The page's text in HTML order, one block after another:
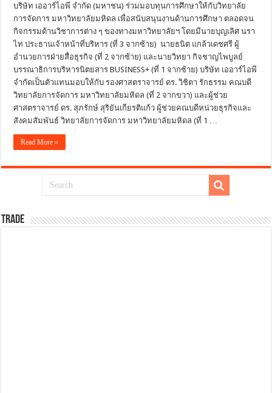
บริษัท เออาร์ไอพี จำกัด (มหาชน) ร่วมมอบทุนการศึกษาให้กับวิทยาลัย
การจัดการ มหาวิทยาลัยมหิดล เพื่อสนับสนุนงานด้านการศึกษา ตลอดจน
กิจกรรมด้านวิชาการต่าง ๆ ของทางมหาวิทยาลัยฯ โดยมีนายบุญเลิศ นรา
ไท ประธานเจ้าหน้าที่บริหาร (ที่ 3 จากซ้าย) นายธนิต แกล้วเดชศรี ผู้
อำนวยการฝ่ายสื่อธุรกิจ (ที่ 2 จากซ้าย) และนายวิทยา กิจชาญไพบูลย์
บรรณาธิการบริหารนิตยสาร BUSINESS+ (ที่ 1 จากซ้าย) บริษัท เออาร์ไอพี
จำกัดเป็นตัวแทนมอบให้กับ รองศาสตราจารย์ ดร. วิชิตา รักธรรม คณบดี
วิทยาลัยการจัดการ มหาวิทยาลัยมหิดล (ที่ 2 จากขวา) และผู้ช่วย
ศาสตราจารย์ ดร. สุภรักษ์ สุริยันเกียรติแก้ว ผู้ช่วยคณบดีหน่วยธุรกิจและ
สังคมสัมพันธ์ วิทยาลัยการจัดการ มหาวิทยาลัยมหิดล (ที่ 1 …
Read More »
TRADE